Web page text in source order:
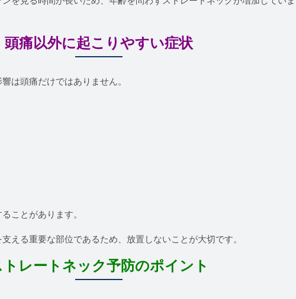
頭痛以外に起こりやすい症状
は頭痛だけではありません。
ことがあります。
える重要な部位であるため、放置しないことが大切です。
トレートネック予防のポイント